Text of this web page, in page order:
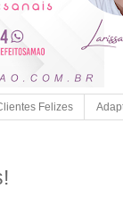
Felizes